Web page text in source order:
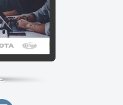
lapas izstrādi, bet arī
digitālajiem
klātbūtni